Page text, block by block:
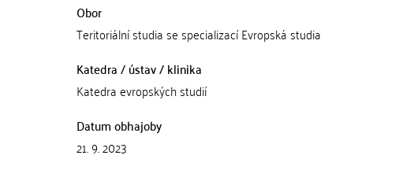
Obor
Teritoriální studia se specializací Evropská studia
Katedra / ústav / klinika
Katedra evropských studií
Datum obhajoby
21. 9. 2023